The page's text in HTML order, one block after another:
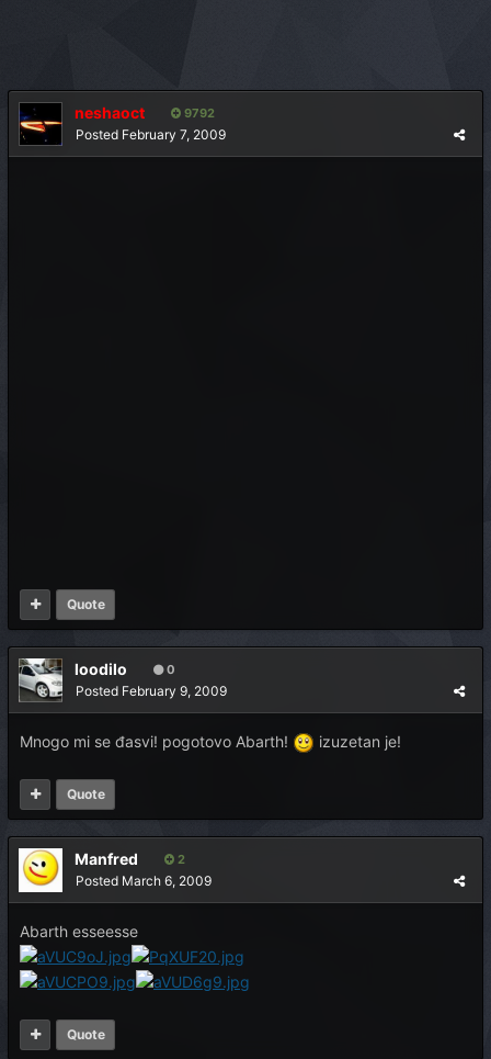
neshaoct 9792
Posted February 7, 2009
Quote
loodilo 0
Posted February 9, 2009
Mnogo mi se đasvi! pogotovo Abarth! izuzetan je!
Quote
Manfred 2
Posted March 6, 2009
Abarth esseesse
Quote